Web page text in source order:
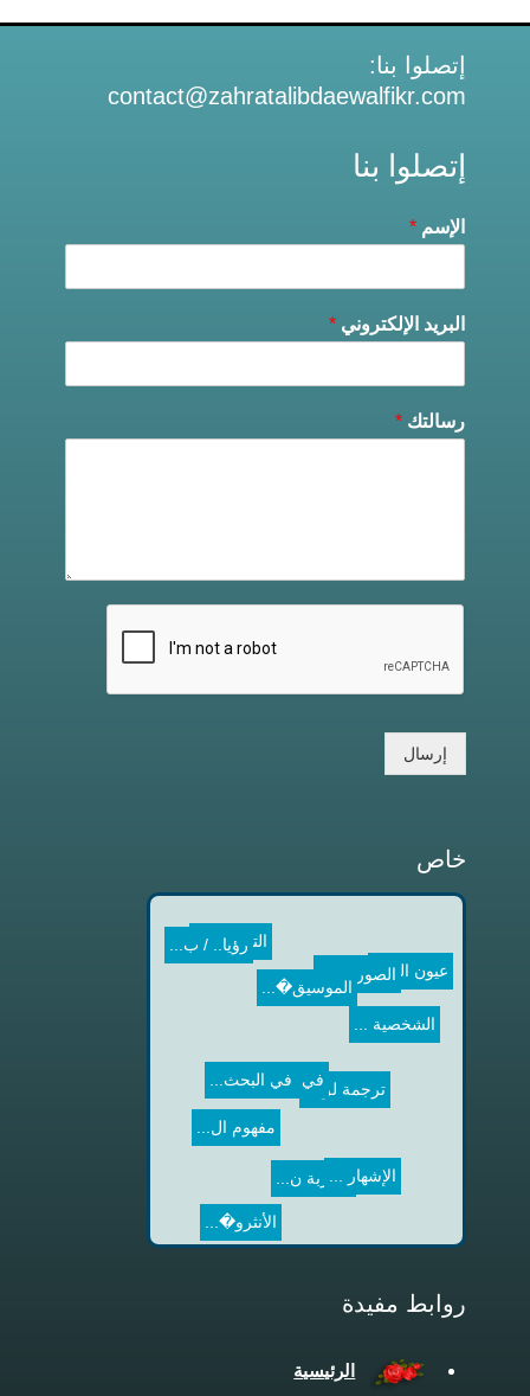
إتصلوا بنا:
contact@zahratalibdaewalfikr.com
إتصلوا بنا
الإسم *
البريد الإلكتروني *
رسالتك *
إرسال
خاص
الشخصية ...
ترجمة لق...
الأنثرو�...
التواصل ...
في عيد م�...
مفهوم ال...
عيون الل...
لا تقلق /... رؤيا.. / ب...
مقاربة ن...
الصورة و...
في البحث...
الموسيق�...
روابط مفيدة
الرئيسية